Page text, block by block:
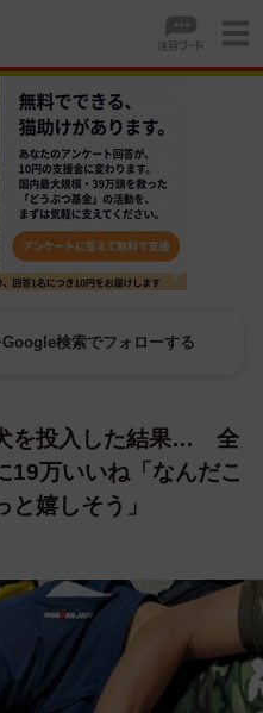
検索でフォローする
を投入した結果… 全
19万いいね「なんだこ
嬉しそう」